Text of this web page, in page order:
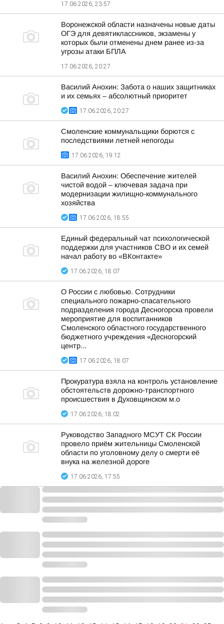
17.06.2026, 23:57
Воронежской области назначены новые даты
ОГЭ для девятиклассников, экзамены у
которых были отменены днем ранее из-за
угрозы атаки БПЛА
17.06.2026, 20:27
Василий Анохин: Забота о наших защитниках
и их семьях – абсолютный приоритет
17.06.2026, 20:27
Смоленские коммунальщики борются с
последствиями летней непогоды
17.06.2026, 19:12
Василий Анохин: Обеспечение жителей
чистой водой – ключевая задача при
модернизации жилищно-коммунального
хозяйства
17.06.2026, 18:55
Единый федеральный чат психологической
поддержки для участников СВО и их семей
начал работу во «ВКонтакте»
17.06.2026, 18:07
О России с любовью. Сотрудники
специального пожарно-спасательного
подразделения города Десногорска провели
мероприятие для воспитанников
Смоленского областного государственного
бюджетного учреждения «Десногорский
центр...
17.06.2026, 18:07
Прокуратура взяла на контроль установление
обстоятельств дорожно-транспортного
происшествия в Духовщинском м.о
17.06.2026, 18:02
Руководство Западного МСУТ СК России
провело приём жительницы Смоленской
области по уголовному делу о смерти её
внука на железной дороге
17.06.2026, 17:55